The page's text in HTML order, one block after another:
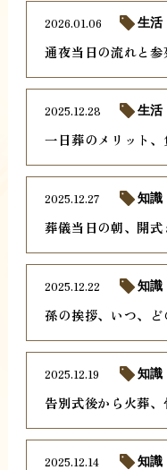
通夜当日の流れと参
2026.01.06 生活
一日葬のメリット
2025.12.28 生活
葬儀当日の朝、開
2025.12.27 知識
孫の挨拶、いつ、ど
2025.12.22 知識
告別式後から火葬
2025.12.19 知識
2025.12.14 知識